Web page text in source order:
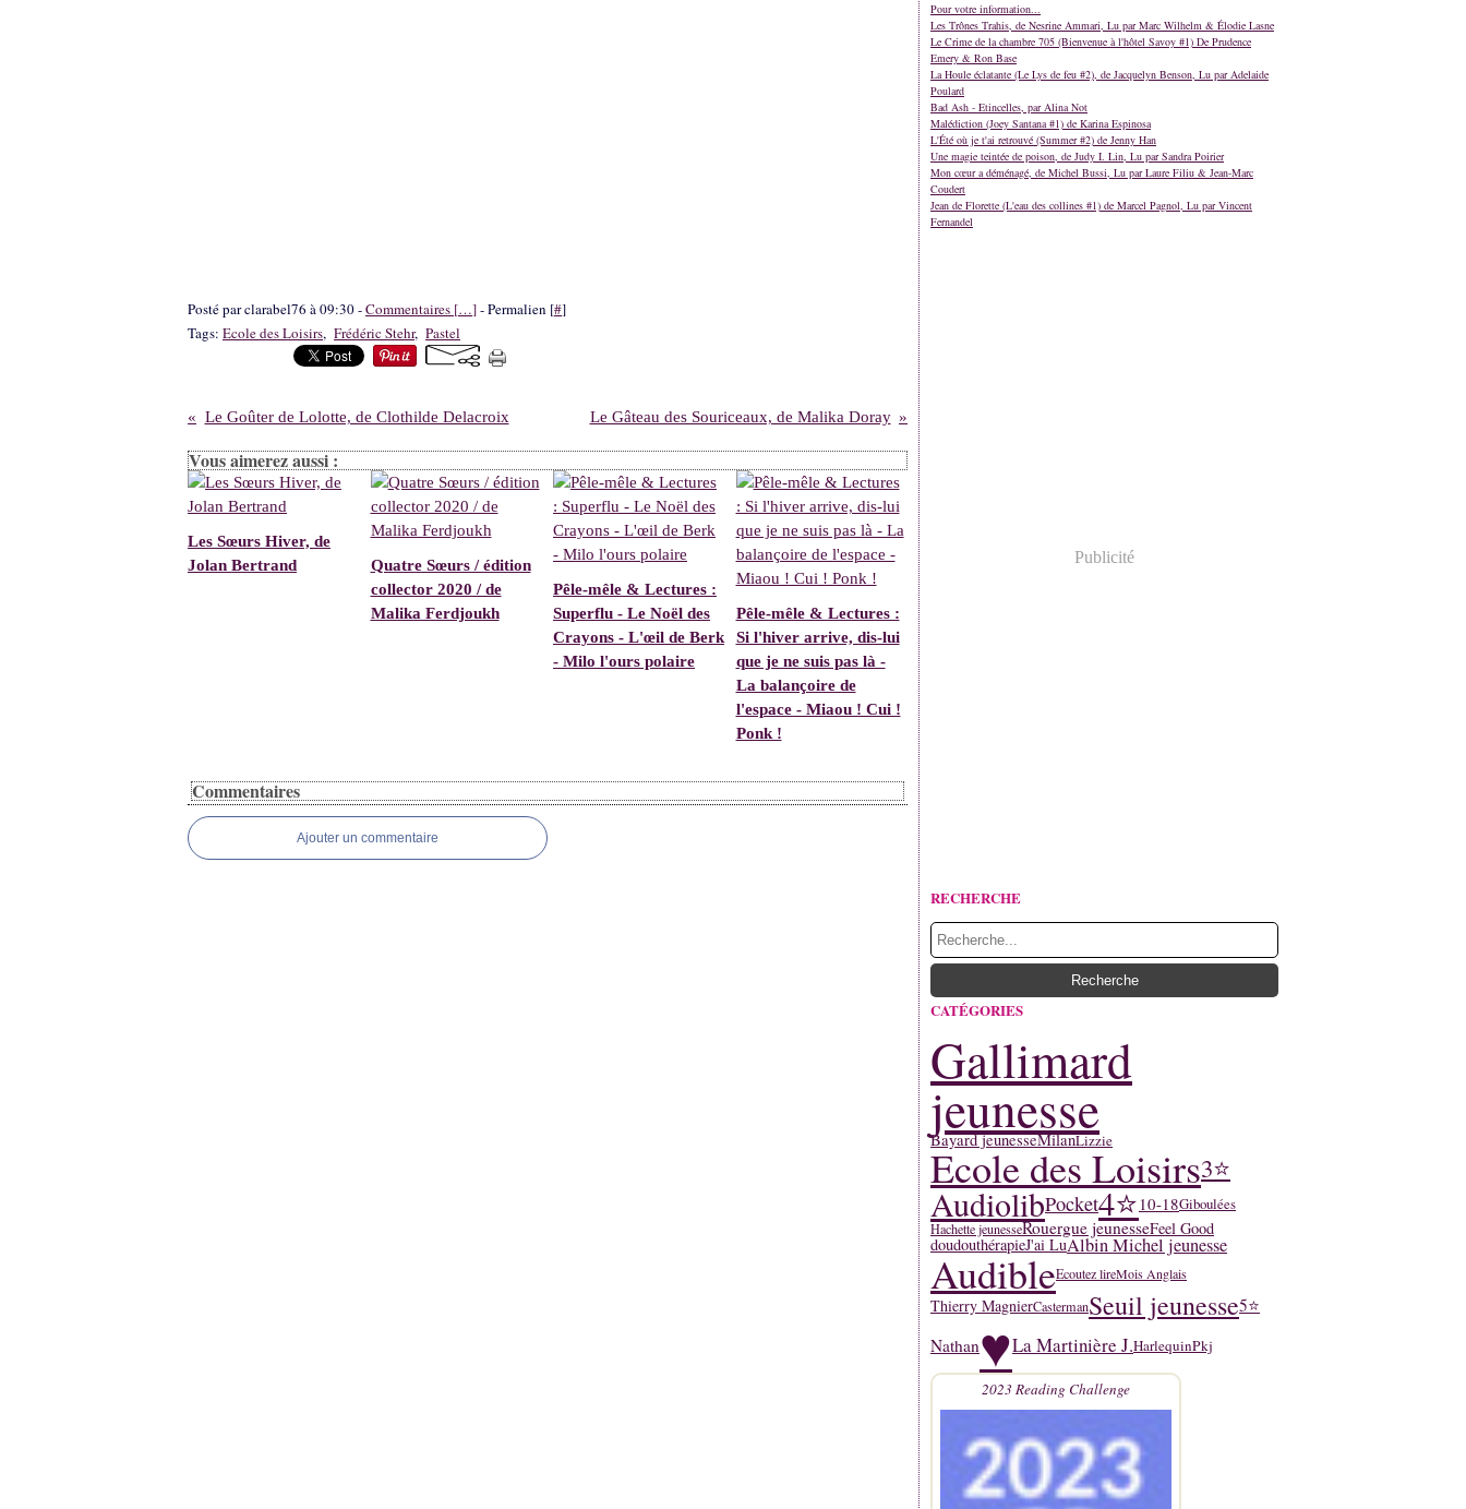
Posté par clarabel76 à 09:30 -Commentaires […]- Permalien [#]
Tags: Ecole des Loisirs, Frédéric Stehr, Pastel
Le Goûter de Lolotte, de Clothilde Delacroix Le Gâteau des Souriceaux, de Malika Doray
Vous aimerez aussi :
Les Sœurs Hiver, de
Jolan Bertrand
Quatre Sœurs / édition
collector 2020 / de
Malika Ferdjoukh
Pêle-mêle & Lectures :
Superflu - Le Noël des
Crayons - L'œil de Berk
- Milo l'ours polaire
Pêle-mêle & Lectures :
Si l'hiver arrive, dis-lui
que je ne suis pas là -
La balançoire de
l'espace - Miaou ! Cui !
Ponk !
Commentaires
Ajouter un commentaire
Pour votre information...
Les Trônes Trahis, de Nesrine Ammari, Lu par Marc Wilhelm & Élodie Lasne
Le Crime de la chambre 705 (Bienvenue à l'hôtel Savoy #1) De Prudence
Emery & Ron Base
La Houle éclatante (Le Lys de feu #2), de Jacquelyn Benson, Lu par Adelaide
Poulard
Bad Ash - Etincelles, par Alina Not
Malédiction (Joey Santana #1) de Karina Espinosa
L'Été où je t'ai retrouvé (Summer #2) de Jenny Han
Une magie teintée de poison, de Judy I. Lin, Lu par Sandra Poirier
Mon cœur a déménagé, de Michel Bussi, Lu par Laure Filiu & Jean-Marc
Coudert
Jean de Florette (L'eau des collines #1) de Marcel Pagnol, Lu par Vincent
Fernandel
Publicité
RECHERCHE
CATÉGORIES
Gallimard
jeunesse
Bayard jeunesseMilanLizzie
Ecole des Loisirs3⭐
AudiolibPocket4⭐10-18Giboulées
Hachette jeunesseRouergue jeunesseFeel Good
doudouthérapieJ'ai LuAlbin Michel jeunesse
AudibleEcoutez lireMois Anglais
Thierry MagnierCastermanSeuil jeunesse5⭐
Nathan♥La Martinière J.HarlequinPkj
2023 Reading Challenge